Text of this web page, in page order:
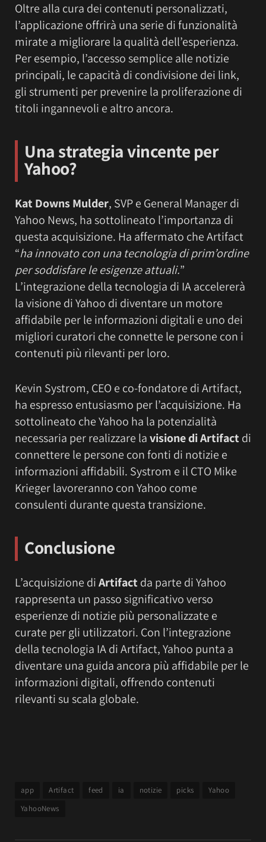
Oltre alla cura dei contenuti personalizzati,
l’applicazione offrirà una serie di funzionalità
mirate a migliorare la qualità dell’esperienza.
Per esempio, l’accesso semplice alle notizie
principali, le capacità di condivisione dei link,
gli strumenti per prevenire la proliferazione di
titoli ingannevoli e altro ancora.
Una strategia vincente per
Yahoo?
Kat Downs Mulder, SVP e General Manager di
Yahoo News, ha sottolineato l’importanza di
questa acquisizione. Ha affermato che Artifact
“ha innovato con una tecnologia di prim’ordine
per soddisfare le esigenze attuali.”
L’integrazione della tecnologia di IA accelererà
la visione di Yahoo di diventare un motore
affidabile per le informazioni digitali e uno dei
migliori curatori che connette le persone con i
contenuti più rilevanti per loro.
Kevin Systrom, CEO e co-fondatore di Artifact,
ha espresso entusiasmo per l’acquisizione. Ha
sottolineato che Yahoo ha la potenzialità
necessaria per realizzare lavisione di Artifact di
connettere le persone con fonti di notizie e
informazioni affidabili. Systrom e il CTO Mike
Krieger lavoreranno con Yahoo come
consulenti durante questa transizione.
Conclusione
L’acquisizione diArtifact da parte di Yahoo
rappresenta un passo significativo verso
esperienze di notizie più personalizzate e
curate per gli utilizzatori. Con l’integrazione
della tecnologia IA di Artifact, Yahoo punta a
diventare una guida ancora più affidabile per le
informazioni digitali, offrendo contenuti
rilevanti su scala globale.
app Artifact feed ia notizie picks
Yahoo
YahooNews